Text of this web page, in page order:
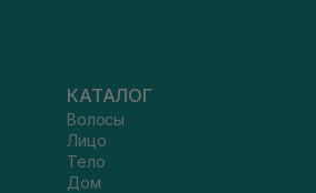
КАТАЛОГ
Волосы
Лицо
Тело
Дом